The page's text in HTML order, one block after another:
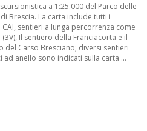
a 1:25.000 del Parco delle
Brescia. La carta include tutti i
CAI, sentieri a lunga percorrenza come
(3V), Il sentiero della Franciacorta e il
del Carso Bresciano; diversi sentieri
ad anello sono indicati sulla carta ...